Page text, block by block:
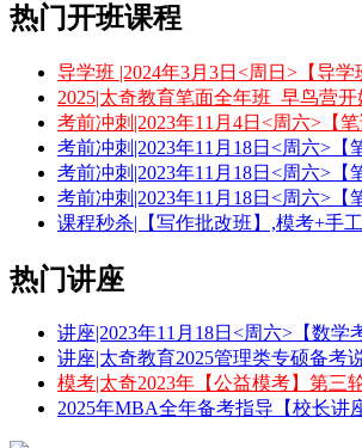
热门开班课程
导学班 |2024年3月3日<周日>【导学
2025|太奇教育笔面全年班_早鸟营开
考前冲刺|2023年11月4日<周六>【
考前冲刺|2023年11月18日<周六>【
考前冲刺|2023年11月18日<周六>【
考前冲刺|2023年11月18日<周六>【
课程秒杀|【写作批改班】,模考+手工
热门讲座
讲座|2023年11月18日<周六>【数学
讲座|太奇教育2025管理类专硕备考
模考|太奇2023年【公益模考】第三
2025年MBA全年备考指导【校长讲